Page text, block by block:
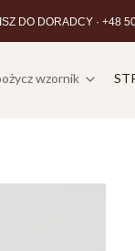
DO DORADCY · +48
wzornik